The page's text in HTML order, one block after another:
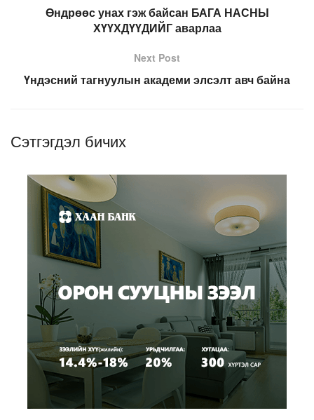
Өндрөөс унах гэж байсан БАГА НАСНЫ
ХҮҮХДҮҮДИЙГ аварлаа
Next Post
Үндэсний тагнуулын академи элсэлт авч байна
Сэтгэгдэл бичих